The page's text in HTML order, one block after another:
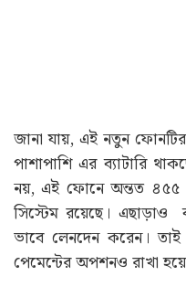
জানা যায়, এই নতুন
পাশাপাশি এর ব্যাটারি
নয়, এই ফোনে অন্তত ৪৫৫
সিস্টেম রয়েছে। এছাড়াও
ভাবে লেনদেন করেন।
পেমেন্টের অপশনও রাখা